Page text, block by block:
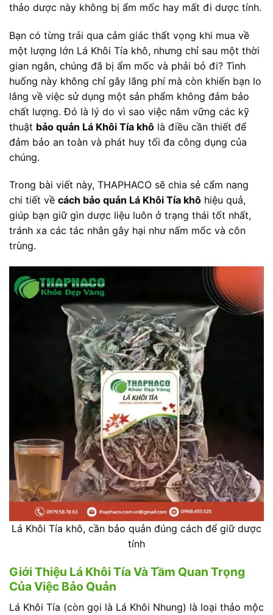
thảo dược này không bị ẩm mốc hay mất đi dược tính.
Bạn có từng trải qua cảm giác thất vọng khi mua về
một lượng lớn Lá Khôi Tía khô, nhưng chỉ sau một thời
gian ngắn, chúng đã bị ẩm mốc và phải bỏ đi? Tình
huống này không chỉ gây lãng phí mà còn khiến bạn lo
lắng về việc sử dụng một sản phẩm không đảm bảo
chất lượng. Đó là lý do vì sao việc nắm vững các kỹ
thuật bảo quản Lá Khôi Tía khô là điều cần thiết để
đảm bảo an toàn và phát huy tối đa công dụng của
chúng.
Trong bài viết này, THAPHACO sẽ chia sẻ cẩm nang
chi tiết về cách bảo quản Lá Khôi Tía khô hiệu quả,
giúp bạn giữ gìn dược liệu luôn ở trạng thái tốt nhất,
tránh xa các tác nhân gây hại như nấm mốc và côn
trùng.
Lá Khôi Tía khô, cần bảo quản đúng cách để giữ dược
tính
Giới Thiệu Lá Khôi Tía Và Tầm Quan Trọng
Của Việc Bảo Quản
Lá Khôi Tía (còn gọi là Lá Khôi Nhung) là loại thảo mộc